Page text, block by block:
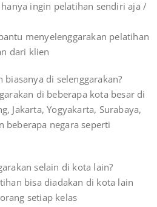
ingin pelatihan sendiri aja /
menyelenggarakan pelatihan
dari klien
di selenggarakan?
di beberapa kota besar di
Jakarta, Yogyakarta, Surabaya,
beberapa negara seperti
selain di kota lain?
bisa diadakan di kota lain
setiap kelas